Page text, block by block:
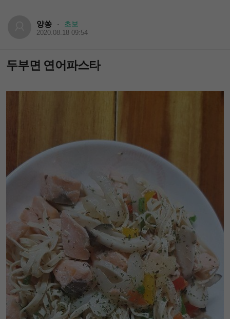
양쏭 · 초보
2020.08.18 09:54
두부면 연어파스타